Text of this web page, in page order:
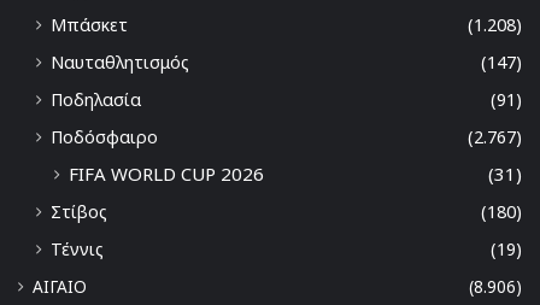
Μπάσκετ
(1.208)
Ναυταθλητισμός
(147)
Ποδηλασία
(91)
Ποδόσφαιρο
(2.767)
FIFA WORLD CUP 2026 (31)
Στίβος
(180)
Τέννις
(19)
ΑΙΓΑΙΟ
(8.906)